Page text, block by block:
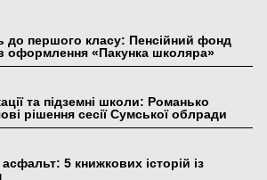
до першого класу: Пенсійний фонд
оформлення «Пакунка школяра»
та підземні школи: Романько
рішення сесії Сумської облради
5 книжкових історій із